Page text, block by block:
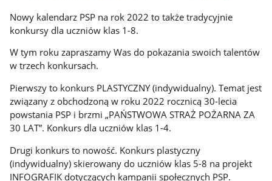
Nowy kalendarz PSP na rok 2022 to także tradycyjnie
konkursy dla uczniów klas 1-8.
W tym roku zapraszamy Was do pokazania swoich talentów
w trzech konkursach.
Pierwszy to konkurs PLASTYCZNY (indywidualny). Temat jest
związany z obchodzoną w roku 2022 rocznicą 30-lecia
powstania PSP i brzmi „PAŃSTWOWA STRAŻ POŻARNA ZA
30 LAT”. Konkurs dla uczniów klas 1-4.
Drugi konkurs to nowość. Konkurs plastyczny
(indywidualny) skierowany do uczniów klas 5-8 na projekt
INFOGRAFIK dotyczących kampanii społecznych PSP.